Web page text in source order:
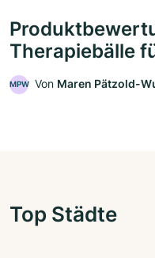
Therapiebälle
MPW Von Maren Pätzold-
Top Städte